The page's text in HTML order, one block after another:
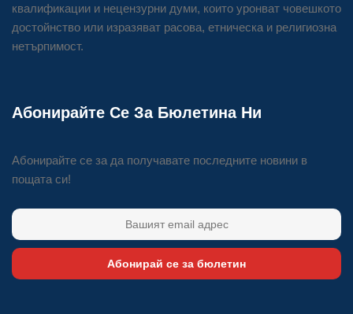
квалификации и нецензурни думи, които уронват човешкото
достойнство или изразяват расова, етническа и религиозна
нетърпимост.
Абонирайте Се За Бюлетина Ни
Абонирайте се за да получавате последните новини в
пощата си!
Абонирай се за бюлетин